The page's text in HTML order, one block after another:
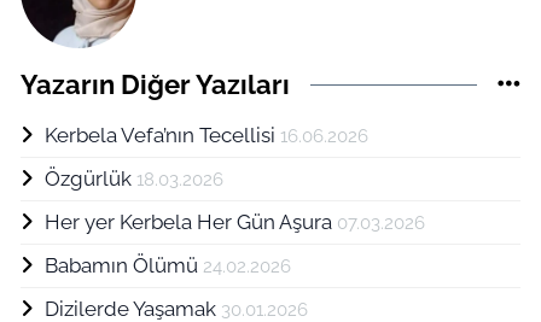
Yazarın Diğer Yazıları
Kerbela Vefa’nın Tecellisi 16.06.2026
Özgürlük 18.03.2026
Her yer Kerbela Her Gün Aşura 07.03.2026
Babamın Ölümü 24.02.2026
Dizilerde Yaşamak 30.01.2026